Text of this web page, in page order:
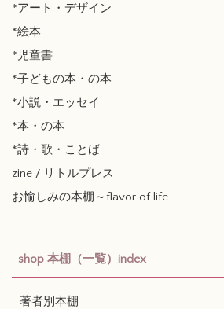
*アート・デザイン
*絵本
*児童書
*子どもの本・の本
*小説・エッセイ
*本・の本
*詩・歌・ことば
zine / リトルプレス
お愉しみの本棚～flavor of life
shop 本棚（一覧）index
著者別本棚